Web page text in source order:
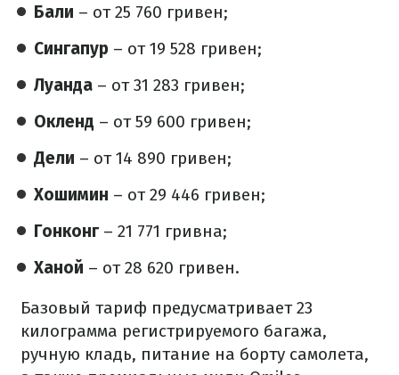
Бали – от 25 760 гривен;
Сингапур – от 19 528 гривен;
Луанда – от 31 283 гривен;
Окленд – от 59 600 гривен;
Дели – от 14 890 гривен;
Хошимин – от 29 446 гривен;
Гонконг – 21 771 гривна;
Ханой – от 28 620 гривен.
Базовый тариф предусматривает 23
килограмма регистрируемого багажа,
ручную кладь, питание на борту самолета,